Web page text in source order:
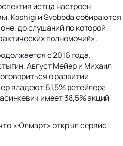
истца настроен
Koshigi и Svoboda собираются
до слушаний по которой
полномочий».
с 2016 года.
Август Мейер и Михаил
о развитии
владеют 61,5% ретейлера
имеет 38,5% акций
«Юлмарт» открыл сервис